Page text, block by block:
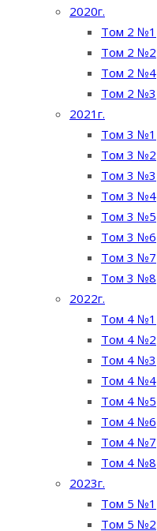
2020г.
Том 2 №1
Том 2 №2
Том 2 №4
Том 2 №3
2021г.
Том 3 №1
Том 3 №2
Том 3 №3
Том 3 №4
Том 3 №5
Том 3 №6
Том 3 №7
Том 3 №8
2022г.
Том 4 №1
Том 4 №2
Том 4 №3
Том 4 №4
Том 4 №5
Том 4 №6
Том 4 №7
Том 4 №8
2023г.
Том 5 №1
Том 5 №2